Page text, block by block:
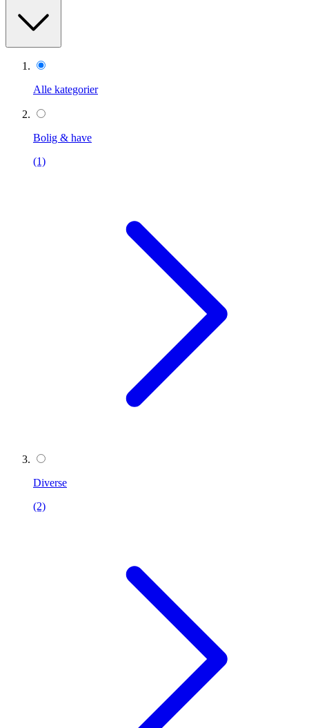
Alle kategorier
Bolig & have
(1)
Diverse
(2)